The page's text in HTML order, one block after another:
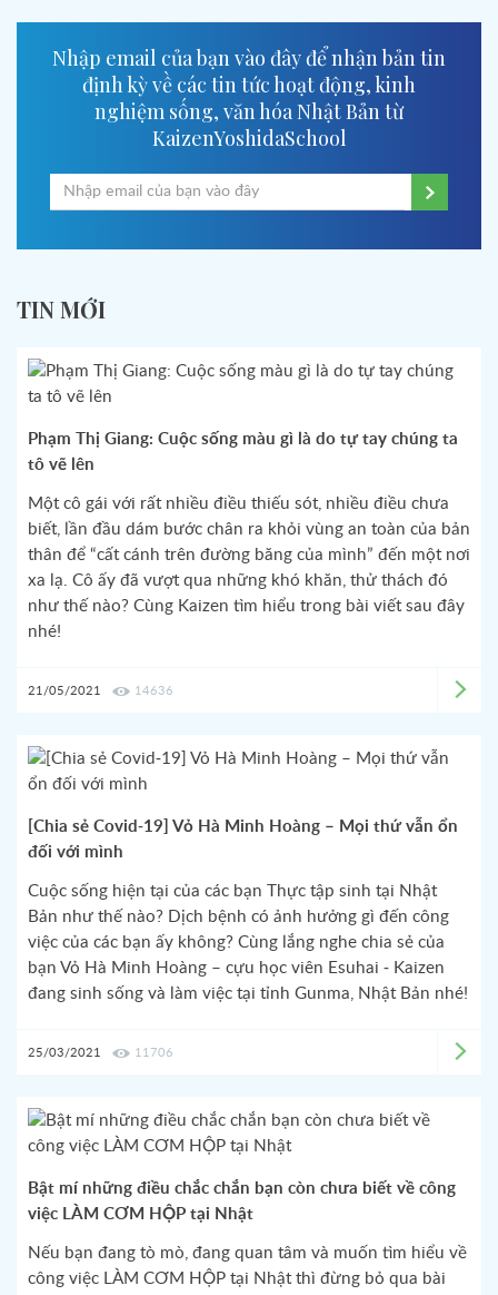
Nhập email của bạn vào đây để nhận bản tin
định kỳ về các tin tức hoạt động, kinh
nghiệm sống, văn hóa Nhật Bản từ
KaizenYoshidaSchool
TIN MỚI
Phạm Thị Giang: Cuộc sống màu gì là do tự tay chúng ta
tô vẽ lên
Một cô gái với rất nhiều điều thiếu sót, nhiều điều chưa
biết, lần đầu dám bước chân ra khỏi vùng an toàn của bản
thân để “cất cánh trên đường băng của mình” đến một nơi
xa lạ. Cô ấy đã vượt qua những khó khăn, thử thách đó
như thế nào? Cùng Kaizen tìm hiểu trong bài viết sau đây
nhé!
21/05/2021 14636
[Chia sẻ Covid-19] Vỏ Hà Minh Hoàng – Mọi thứ vẫn ổn
đối với mình
Cuộc sống hiện tại của các bạn Thực tập sinh tại Nhật
Bản như thế nào? Dịch bệnh có ảnh hưởng gì đến công
việc của các bạn ấy không? Cùng lắng nghe chia sẻ của
bạn Vỏ Hà Minh Hoàng – cựu học viên Esuhai - Kaizen
đang sinh sống và làm việc tại tỉnh Gunma, Nhật Bản nhé!
25/03/2021 11706
Bật mí những điều chắc chắn bạn còn chưa biết về công
việc LÀM CƠM HỘP tại Nhật
Nếu bạn đang tò mò, đang quan tâm và muốn tìm hiểu về
công việc LÀM CƠM HỘP tại Nhật thì đừng bỏ qua bài